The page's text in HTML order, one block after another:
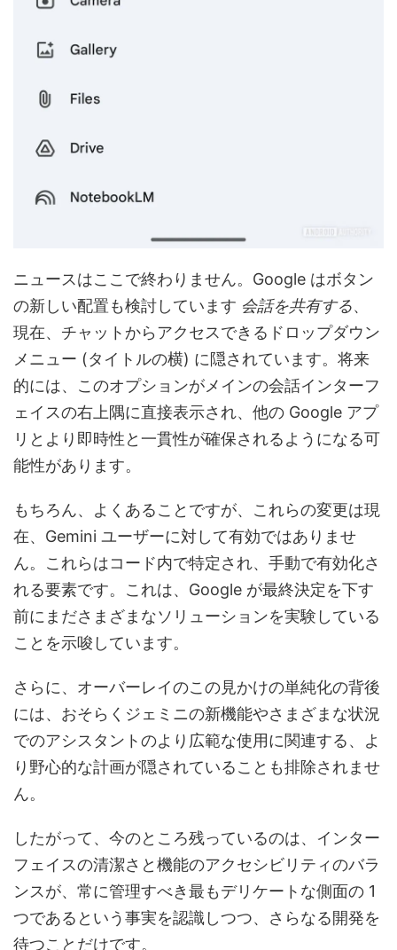
ニュースはここで終わりません。Google はボタン
の新しい配置も検討しています 会話を共有する、
現在、チャットからアクセスできるドロップダウン
メニュー (タイトルの横) に隠されています。将来
的には、このオプションがメインの会話インターフ
ェイスの右上隅に直接表示され、他の Google アプ
リとより即時性と一貫性が確保されるようになる可
能性があります。
もちろん、よくあることですが、これらの変更は現
在、Gemini ユーザーに対して有効ではありませ
ん。これらはコード内で特定され、手動で有効化さ
れる要素です。これは、Google が最終決定を下す
前にまださまざまなソリューションを実験している
ことを示唆しています。
さらに、オーバーレイのこの見かけの単純化の背後
には、おそらくジェミニの新機能やさまざまな状況
でのアシスタントのより広範な使用に関連する、よ
り野心的な計画が隠されていることも排除されませ
ん。
したがって、今のところ残っているのは、インター
フェイスの清潔さと機能のアクセシビリティのバラ
ンスが、常に管理すべき最もデリケートな側面の 1
つであるという事実を認識しつつ、さらなる開発を
待つことだけです。